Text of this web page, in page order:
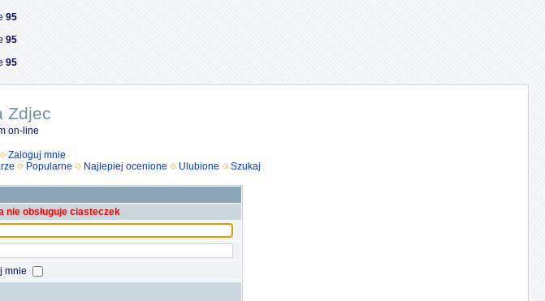
95
95
95
Zdjec
on-line
Zaloguj mnie
Popularne Najlepiej ocenione Ulubione Szukaj
nie obsługuje ciasteczek
mnie